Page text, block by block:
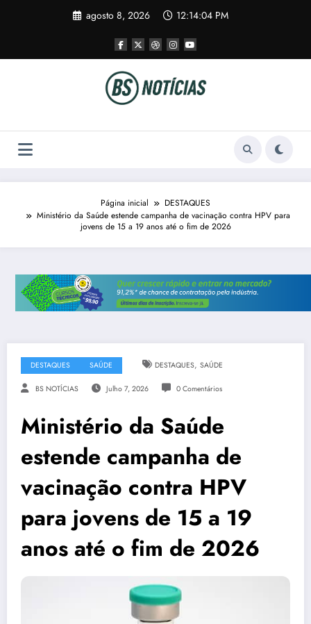
agosto 8, 2026 12:14:04 PM
Página inicial
DESTAQUES
Ministério da Saúde estende campanha de vacinação contra HPV para
jovens de 15 a 19 anos até o fim de 2026
DESTAQUES SAÚDE DESTAQUES, SAÚDE
BS NOTÍCIAS Julho 7, 2026 0 Comentários
Ministério da Saúde
estende campanha de
vacinação contra HPV
para jovens de 15 a 19
anos até o fim de 2026